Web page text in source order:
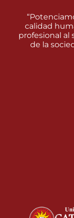
calidad
profesional al
de la